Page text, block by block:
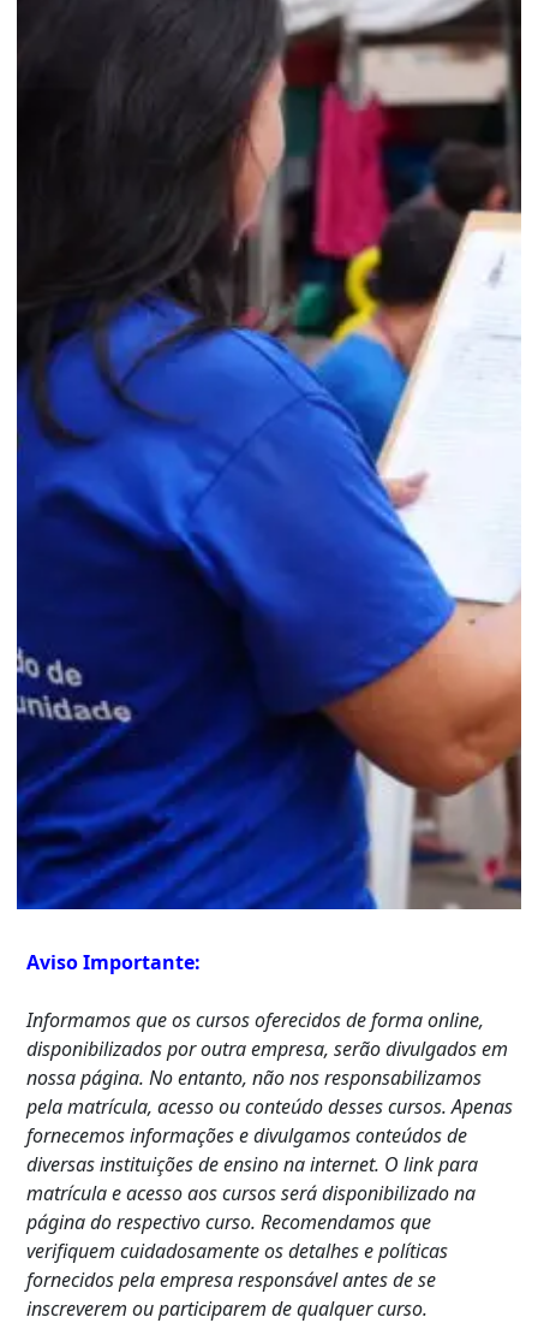
Aviso Importante:
Informamos que os cursos oferecidos de forma online,
disponibilizados por outra empresa, serão divulgados em
nossa página. No entanto, não nos responsabilizamos
pela matrícula, acesso ou conteúdo desses cursos. Apenas
fornecemos informações e divulgamos conteúdos de
diversas instituições de ensino na internet. O link para
matrícula e acesso aos cursos será disponibilizado na
página do respectivo curso. Recomendamos que
verifiquem cuidadosamente os detalhes e políticas
fornecidos pela empresa responsável antes de se
inscreverem ou participarem de qualquer curso.